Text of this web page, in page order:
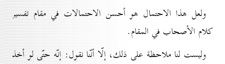
ولعل هذا الاحتمال هو أحسن الاحتمالات في مقام تفسير
كلام الأصحاب في المقام.
وليست لنا ملاحظة على ذلك، إلّا أنّنا نقول: إنّه حتّى لو أخذ